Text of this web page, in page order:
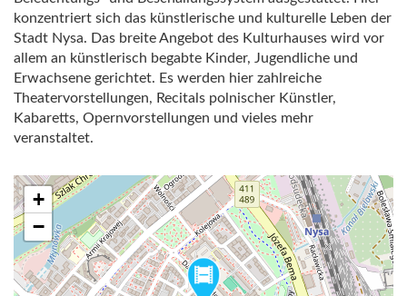
konzentriert sich das künstlerische und kulturelle Leben der
Stadt Nysa. Das breite Angebot des Kulturhauses wird vor
allem an künstlerisch begabte Kinder, Jugendliche und
Erwachsene gerichtet. Es werden hier zahlreiche
Theatervorstellungen, Recitals polnischer Künstler,
Kabaretts, Opernvorstellungen und vieles mehr
veranstaltet.
+
−